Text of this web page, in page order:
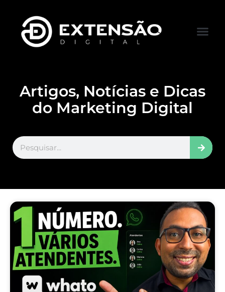
Artigos, Notícias e Dicas
do Marketing Digital